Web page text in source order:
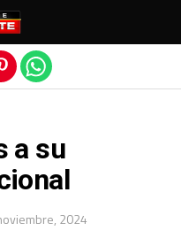
a su
2024
móvil